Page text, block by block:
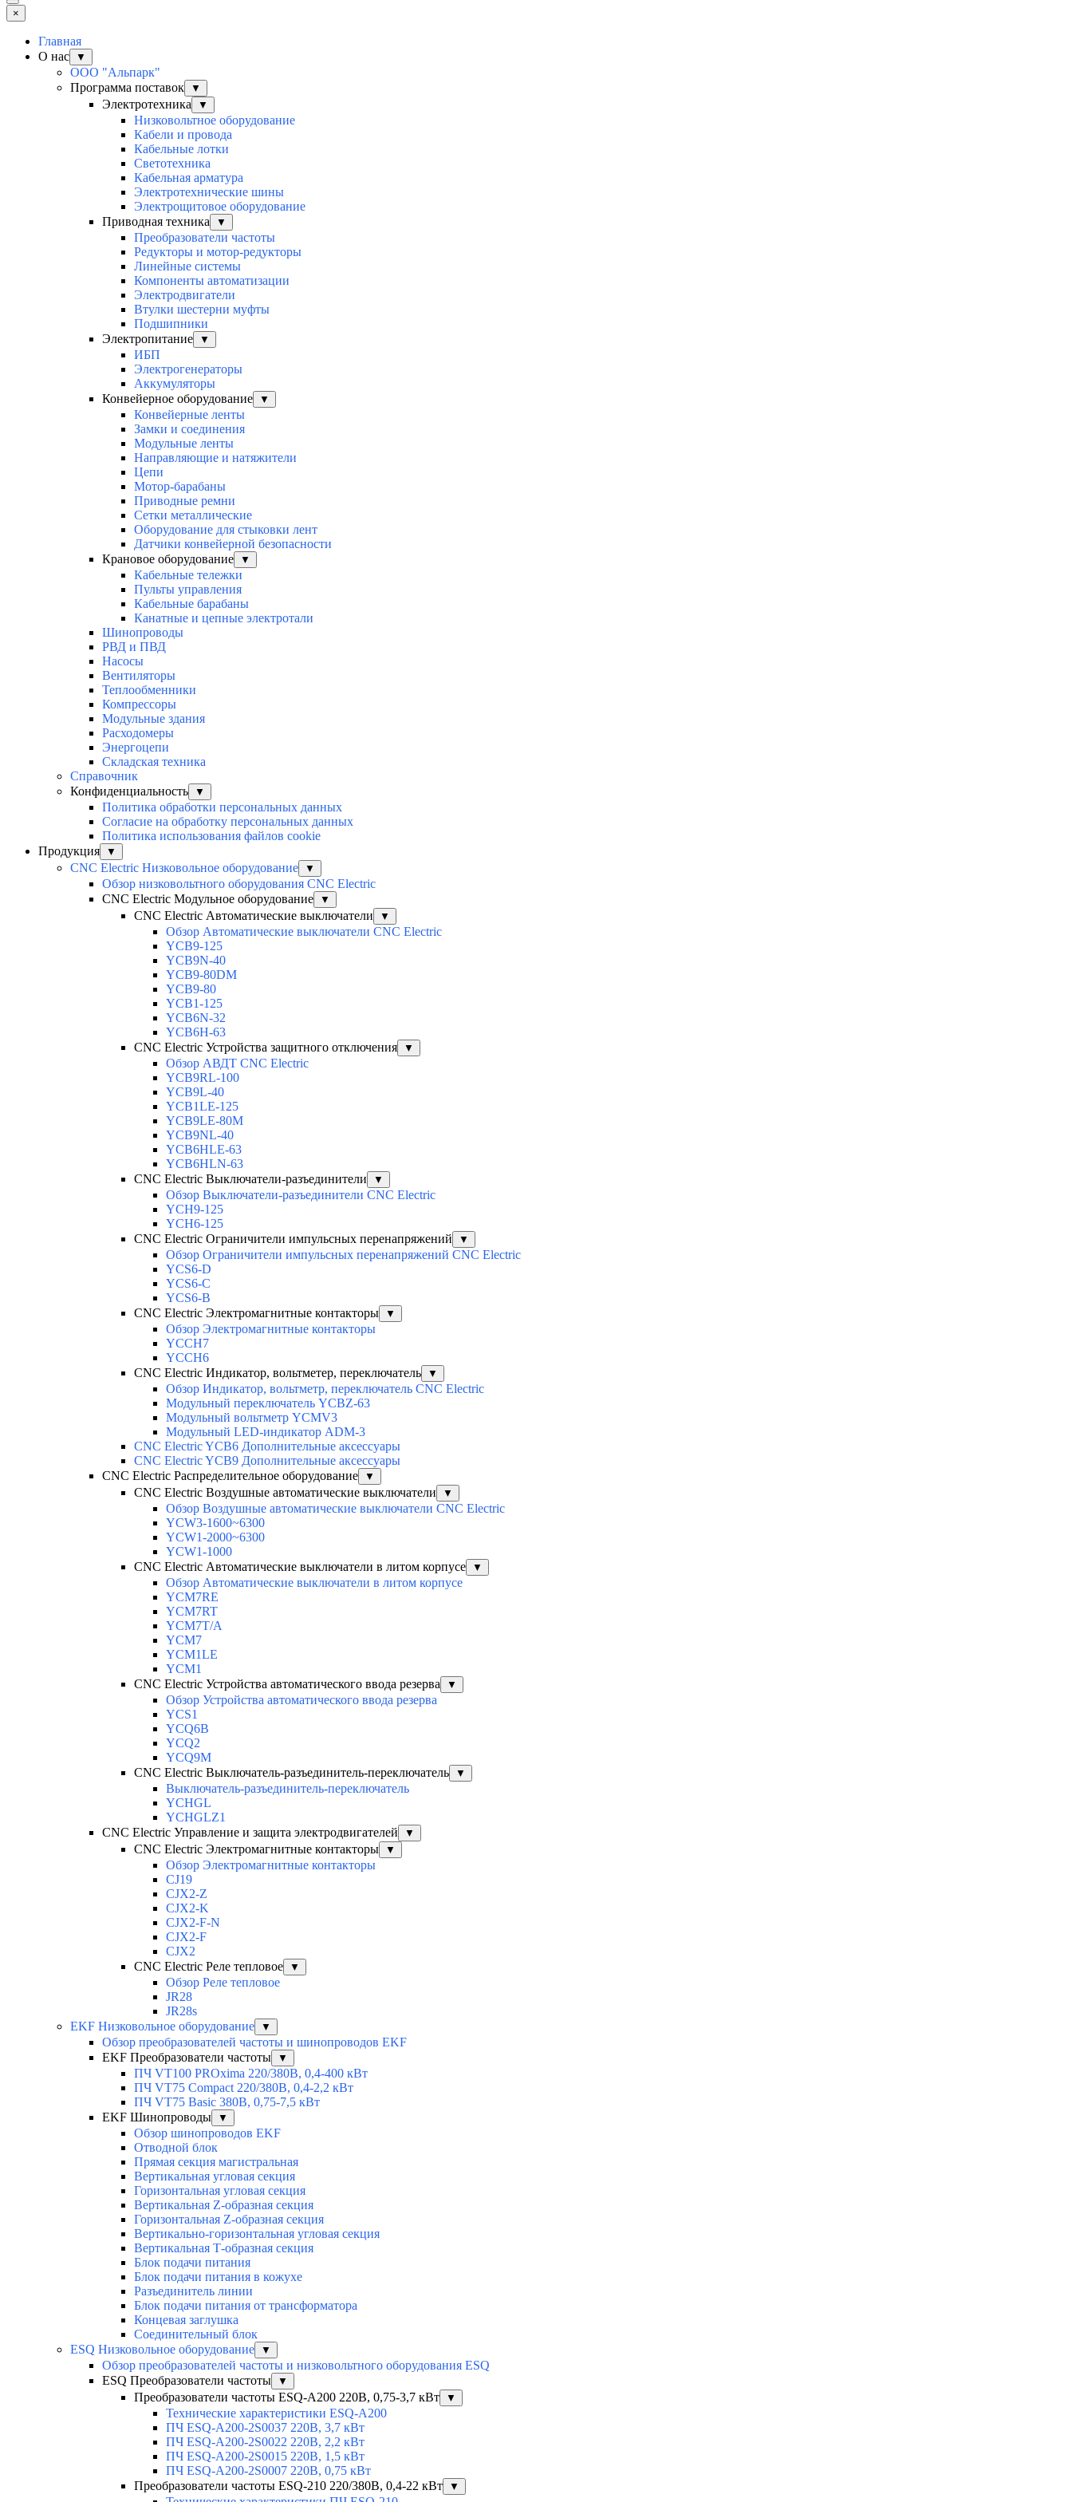
×
Главная
О нас
▼
ООО "Альпарк"
Программа поставок
▼
Электротехника ▼
Низковольтное оборудование
Кабели и провода
Кабельные лотки
Светотехника
Кабельная арматура
Электротехнические шины
Электрощитовое оборудование
Приводная техника
▼
Преобразователи частоты
Редукторы и мотор-редукторы
Линейные системы
Компоненты автоматизации
Электродвигатели
Втулки шестерни муфты
Подшипники
Электропитание
▼
ИБП
Электрогенераторы
Аккумуляторы
Конвейерное оборудование
▼
Конвейерные ленты
Замки и соединения
Модульные ленты
Направляющие и натяжители
Цепи
Мотор-барабаны
Приводные ремни
Сетки металлические
Оборудование для стыковки лент
Датчики конвейерной безопасности
Крановое оборудование
▼
Кабельные тележки
Пульты управления
Кабельные барабаны
Канатные и цепные электротали
Шинопроводы
РВД и ПВД
Насосы
Вентиляторы
Теплообменники
Компрессоры
Модульные здания
Расходомеры
Энергоцепи
Складская техника
Справочник
Конфиденциальность
▼
Политика обработки персональных данных
Согласие на обработку персональных данных
Политика использования файлов cookie
Продукция
▼
CNC Electric Низковольное оборудование ▼
Обзор низковольтного оборудования CNC Electric
CNC Electric Модульное оборудование
▼
CNC Electric Автоматические выключатели ▼
Обзор Автоматические выключатели CNC Electric
YCB9-125
YCB9N-40
YCB9-80DM
YCB9-80
YCB1-125
YCB6N-32
YCB6H-63
CNC Electric Устройства защитного отключения
▼
Обзор АВДТ CNC Electric
YCB9RL-100
YCB9L-40
YCB1LE-125
YCB9LE-80M
YCB9NL-40
YCB6HLE-63
YCB6HLN-63
CNC Electric Выключатели-разъединители
▼
Обзор Выключатели-разъединители CNC Electric
YCH9-125
YCH6-125
CNC Electric Ограничители импульсных перенапряжений
▼
Обзор Ограничители импульсных перенапряжений CNC Electric
YCS6-D
YCS6-C
YCS6-B
CNC Electric Электромагнитные контакторы
▼
Обзор Электромагнитные контакторы
YCCH7
YCCH6
CNC Electric Индикатор, вольтметер, переключатель
▼
Обзор Индикатор, вольтметр, переключатель CNC Electric
Модульный переключатель YCBZ-63
Модульный вольтметр YCMV3
Модульный LED-индикатор ADM-3
CNC Electric YCB6 Дополнительные аксессуары
CNC Electric YCB9 Дополнительные аксессуары
CNC Electric Распределительное оборудование
▼
CNC Electric Воздушные автоматические выключатели ▼
Обзор Воздушные автоматические выключатели CNC Electric
YCW3-1600~6300
YCW1-2000~6300
YCW1-1000
CNC Electric Автоматические выключатели в литом корпусе
▼
Обзор Автоматические выключатели в литом корпусе
YCM7RE
YCM7RT
YCM7T/A
YCM7
YCM1LE
YCM1
CNC Electric Устройства автоматического ввода резерва
▼
Обзор Устройства автоматического ввода резерва
YCS1
YCQ6B
YCQ2
YCQ9M
CNC Electric Выключатель-разъединитель-переключатель
▼
Выключатель-разъединитель-переключатель
YCHGL
YCHGLZ1
CNC Electric Управление и защита электродвигателей
▼
CNC Electric Электромагнитные контакторы ▼
Обзор Электромагнитные контакторы
CJ19
CJX2-Z
CJX2-K
CJX2-F-N
CJX2-F
CJX2
CNC Electric Реле тепловое
▼
Обзор Реле тепловое
JR28
JR28s
EKF Низковольное оборудование
▼
Обзор преобразователей частоты и шинопроводов EKF
EKF Преобразователи частоты
▼
ПЧ VT100 PROxima 220/380В, 0,4-400 кВт
ПЧ VT75 Compact 220/380В, 0,4-2,2 кВт
ПЧ VT75 Basic 380В, 0,75-7,5 кВт
EKF Шинопроводы
▼
Обзор шинопроводов EKF
Отводной блок
Прямая секция магистральная
Вертикальная угловая секция
Горизонтальная угловая секция
Вертикальная Z-образная секция
Горизонтальная Z-образная секция
Вертикально-горизонтальная угловая секция
Вертикальная Т-образная секция
Блок подачи питания
Блок подачи питания в кожухе
Разъединитель линии
Блок подачи питания от трансформатора
Концевая заглушка
Соединительный блок
ESQ Низковольное оборудование
▼
Обзор преобразователей частоты и низковольтного оборудования ESQ
ESQ Преобразователи частоты
▼
Преобразователи частоты ESQ-A200 220В, 0,75-3,7 кВт ▼
Технические характеристики ESQ-A200
ПЧ ESQ-A200-2S0037 220В, 3,7 кВт
ПЧ ESQ-A200-2S0022 220В, 2,2 кВт
ПЧ ESQ-A200-2S0015 220В, 1,5 кВт
ПЧ ESQ-A200-2S0007 220В, 0,75 кВт
Преобразователи частоты ESQ-210 220/380В, 0,4-22 кВт
▼